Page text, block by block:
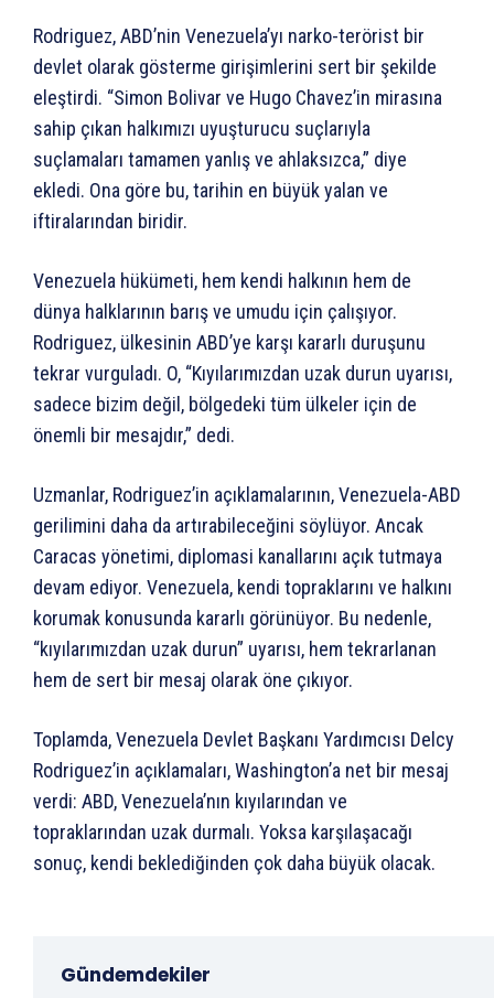
Rodriguez, ABD’nin Venezuela’yı narko-terörist bir
devlet olarak gösterme girişimlerini sert bir şekilde
eleştirdi. “Simon Bolivar ve Hugo Chavez’in mirasına
sahip çıkan halkımızı uyuşturucu suçlarıyla
suçlamaları tamamen yanlış ve ahlaksızca,” diye
ekledi. Ona göre bu, tarihin en büyük yalan ve
iftiralarından biridir.
Venezuela hükümeti, hem kendi halkının hem de
dünya halklarının barış ve umudu için çalışıyor.
Rodriguez, ülkesinin ABD’ye karşı kararlı duruşunu
tekrar vurguladı. O, “Kıyılarımızdan uzak durun uyarısı,
sadece bizim değil, bölgedeki tüm ülkeler için de
önemli bir mesajdır,” dedi.
Uzmanlar, Rodriguez’in açıklamalarının, Venezuela-ABD
gerilimini daha da artırabileceğini söylüyor. Ancak
Caracas yönetimi, diplomasi kanallarını açık tutmaya
devam ediyor. Venezuela, kendi topraklarını ve halkını
korumak konusunda kararlı görünüyor. Bu nedenle,
“kıyılarımızdan uzak durun” uyarısı, hem tekrarlanan
hem de sert bir mesaj olarak öne çıkıyor.
Toplamda, Venezuela Devlet Başkanı Yardımcısı Delcy
Rodriguez’in açıklamaları, Washington’a net bir mesaj
verdi: ABD, Venezuela’nın kıyılarından ve
topraklarından uzak durmalı. Yoksa karşılaşacağı
sonuç, kendi beklediğinden çok daha büyük olacak.
Gündemdekiler